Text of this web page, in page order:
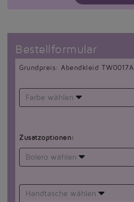
Bestellformular
Grundpreis: Abendkleid TW0017A
Farbe wählen
Zusatzoptionen:
Bolero wählen
Handtasche wählen